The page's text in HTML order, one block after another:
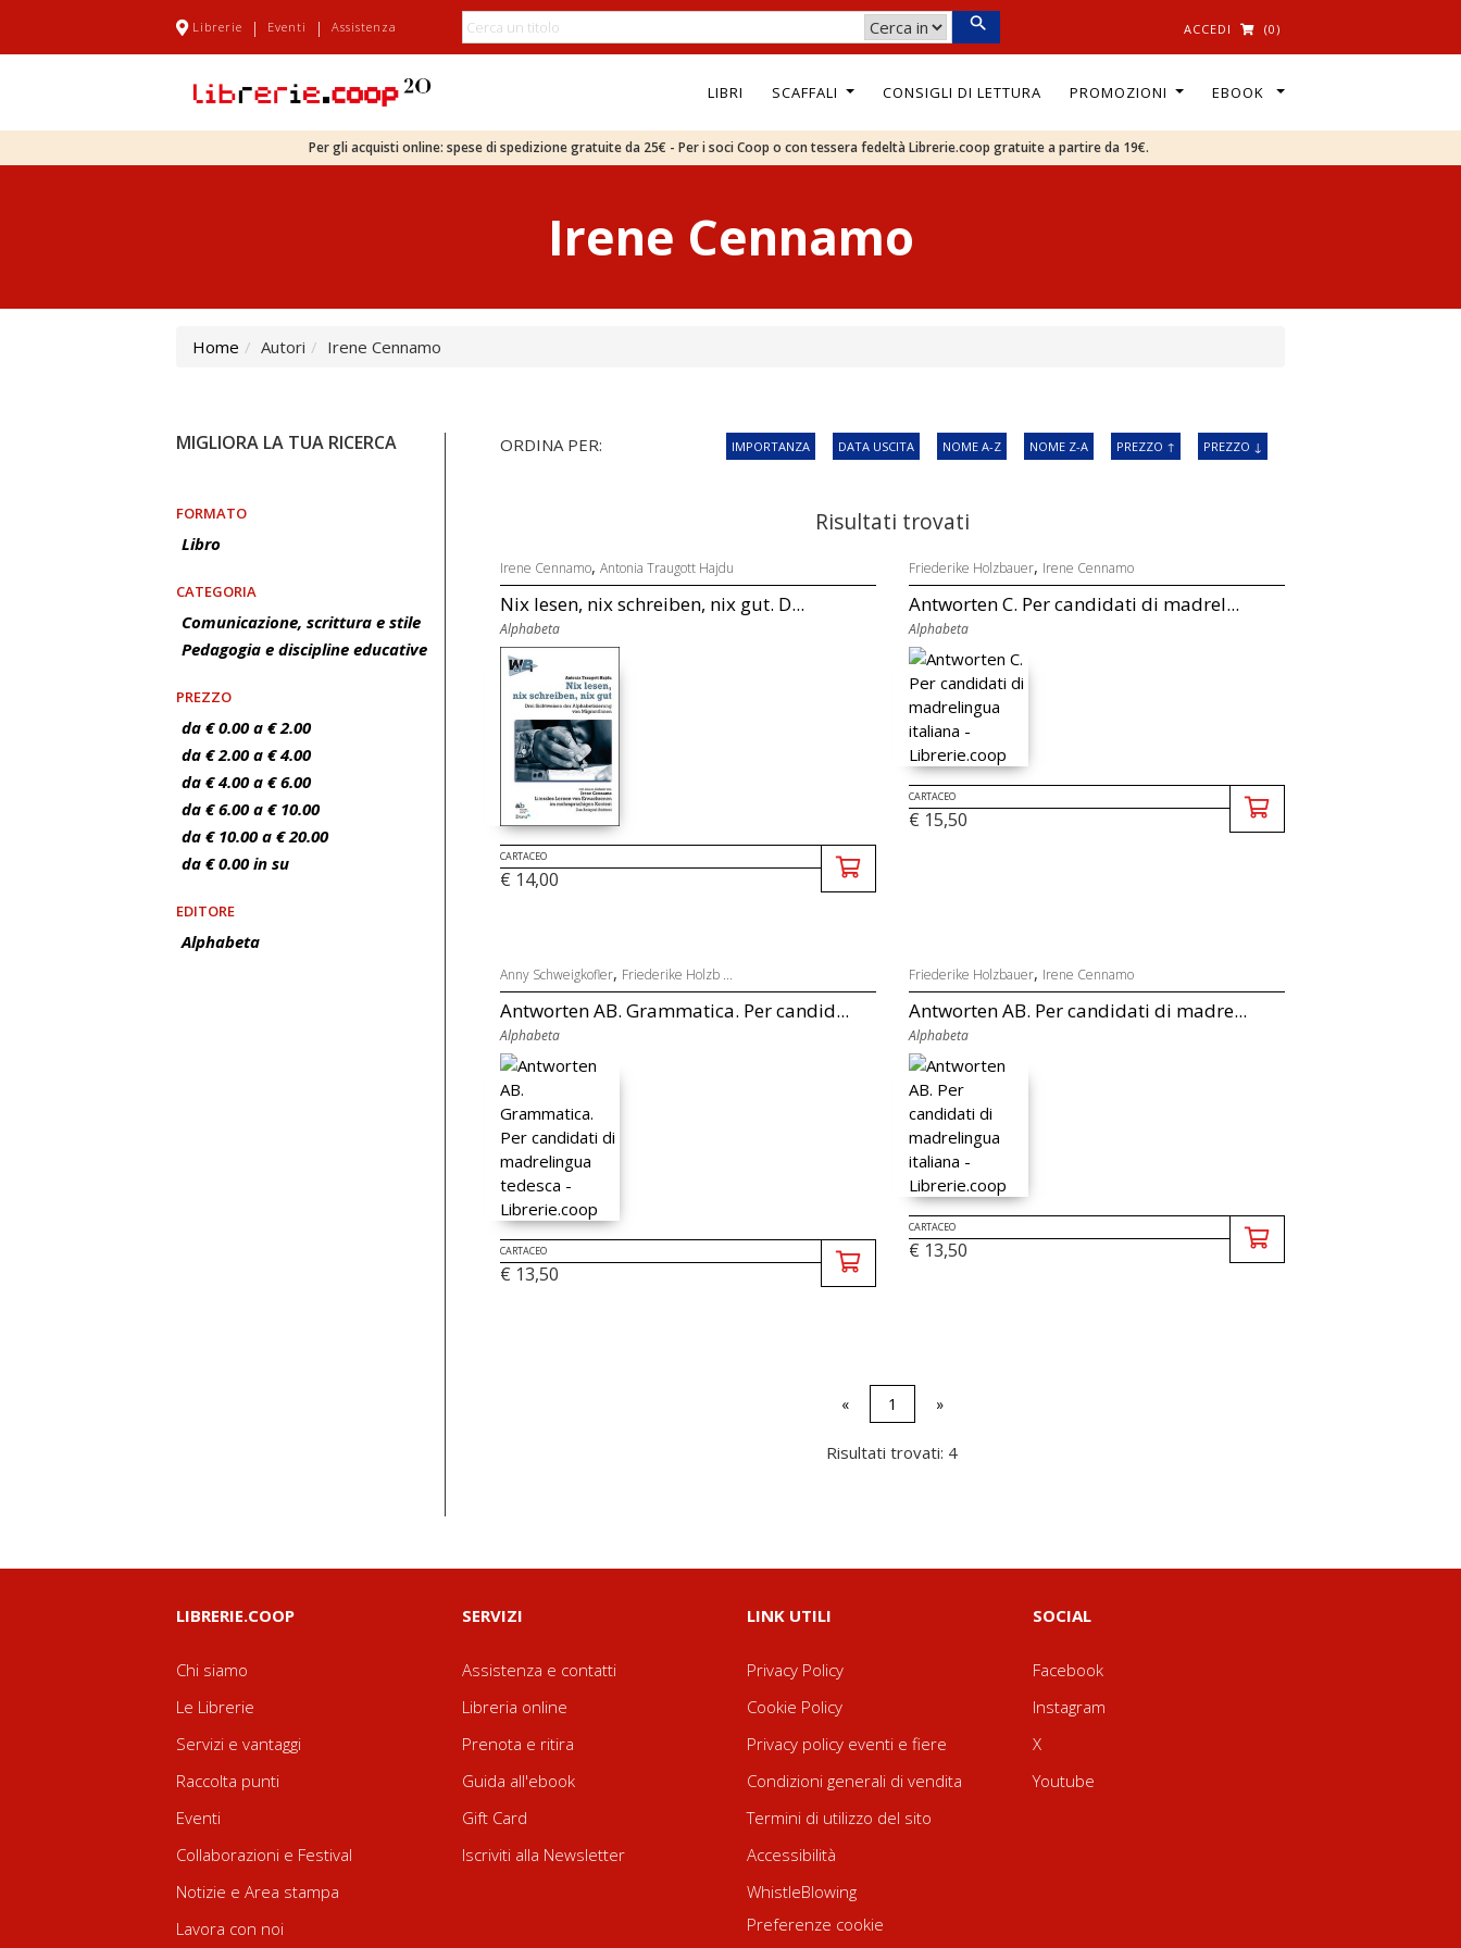
Librerie | Eventi | Assistenza ACCEDI (0)
LIBRI SCAFFALI CONSIGLI DI LETTURA PROMOZIONI EBOOK
Per gli acquisti online: spese di spedizione gratuite da 25€ - Per i soci Coop o con tessera fedeltà Librerie.coop gratuite a partire da 19€.
Irene Cennamo
Home Autori Irene Cennamo
MIGLIORA LA TUA RICERCA
FORMATO
Libro
CATEGORIA
Comunicazione, scrittura e stile
Pedagogia e discipline educative
PREZZO
da € 0.00 a € 2.00
da € 2.00 a € 4.00
da € 4.00 a € 6.00
da € 6.00 a € 10.00
da € 10.00 a € 20.00
da € 0.00 in su
EDITORE
Alphabeta
ORDINA PER: IMPORTANZA DATA USCITA NOME A-Z NOME Z-A PREZZO ↑ PREZZO ↓
Risultati trovati
Irene Cennamo, Antonia Traugott Hajdu
Nix lesen, nix schreiben, nix gut. D...
Alphabeta
CARTACEO
€ 14,00
Friederike Holzbauer, Irene Cennamo
Antworten C. Per candidati di madrel...
Alphabeta
CARTACEO
€ 15,50
Anny Schweigkofler, Friederike Holzb ...
Antworten AB. Grammatica. Per candid...
Alphabeta
CARTACEO
€ 13,50
Friederike Holzbauer, Irene Cennamo
Antworten AB. Per candidati di madre...
Alphabeta
CARTACEO
€ 13,50
« 1 »
Risultati trovati: 4
LIBRERIE.COOP
Chi siamo
Le Librerie
Servizi e vantaggi
Raccolta punti
Eventi
Collaborazioni e Festival
Notizie e Area stampa
Lavora con noi
SERVIZI
Assistenza e contatti
Libreria online
Prenota e ritira
Guida all'ebook
Gift Card
Iscriviti alla Newsletter
LINK UTILI
Privacy Policy
Cookie Policy
Privacy policy eventi e fiere
Condizioni generali di vendita
Termini di utilizzo del sito
Accessibilità
WhistleBlowing
Preferenze cookie
SOCIAL
Facebook
Instagram
X
Youtube